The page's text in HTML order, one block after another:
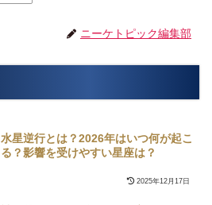
ニーケトピック編集部
水星逆行とは？2026年はいつ何が起こ
る？影響を受けやすい星座は？
2025年12月17日